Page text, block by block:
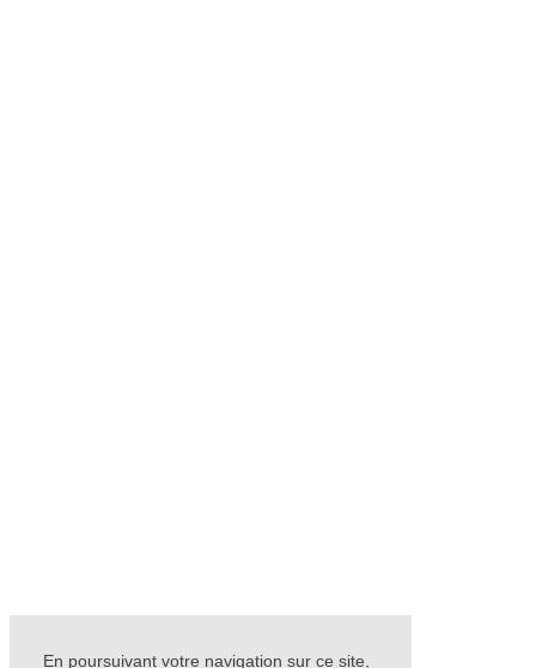
En poursuivant votre navigation sur ce site,